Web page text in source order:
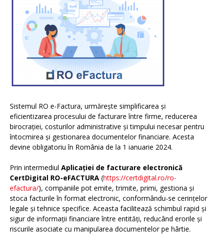
Sistemul RO e-Factura, urmărește simplificarea și
eficientizarea procesului de facturare între firme, reducerea
birocrației, costurilor administrative și timpului necesar pentru
întocmirea și gestionarea documentelor financiare. Acesta
devine obligatoriu în România de la 1 ianuarie 2024.
Prin intermediul Aplicației de facturare electronică
CertDigital RO-eFACTURA (https://certdigital.ro/ro-
efactura/), companiile pot emite, trimite, primi, gestiona și
stoca facturile în format electronic, conformându-se cerințelor
legale și tehnice specifice. Aceasta facilitează schimbul rapid și
sigur de informații financiare între entități, reducând erorile și
riscurile asociate cu manipularea documentelor pe hârtie.